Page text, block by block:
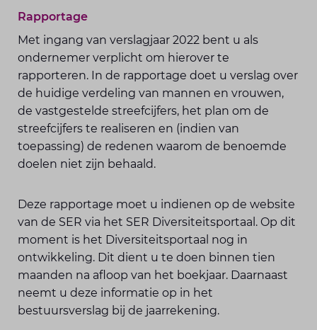
Rapportage
Met ingang van verslagjaar 2022 bent u als
ondernemer verplicht om hierover te
rapporteren. In de rapportage doet u verslag over
de huidige verdeling van mannen en vrouwen,
de vastgestelde streefcijfers, het plan om de
streefcijfers te realiseren en (indien van
toepassing) de redenen waarom de benoemde
doelen niet zijn behaald.
Deze rapportage moet u indienen op de website
van de SER via het SER Diversiteitsportaal. Op dit
moment is het Diversiteitsportaal nog in
ontwikkeling. Dit dient u te doen binnen tien
maanden na afloop van het boekjaar. Daarnaast
neemt u deze informatie op in het
bestuursverslag bij de jaarrekening.